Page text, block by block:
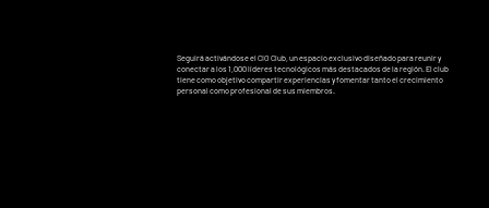
Seguirá activándose el CIO Club, un espacio exclusivo diseñado para reunir y
conectar a los 1,000 líderes tecnológicos más destacados de la región. El club
tiene como objetivo compartir experiencias y fomentar tanto el crecimiento
personal como profesional de sus miembros.